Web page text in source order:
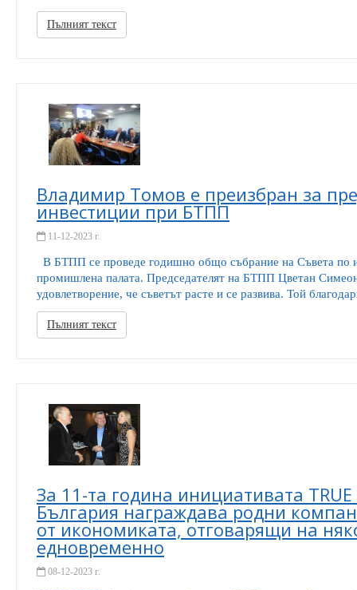
Пълният текст
Владимир Томов е преизбран за
инвестиции при БТПП
11-12-2023 г.
В БТПП се проведе годишно общо събрание на Съвета по
промишлена палата. Председателят на БТПП Цветан
удовлетворение, че съветът расте и се развива. Той
Пълният текст
За 11-та година инициативата TRUE
България награждава родни
от икономиката, отговарящи на
едновременно
08-12-2023 г.